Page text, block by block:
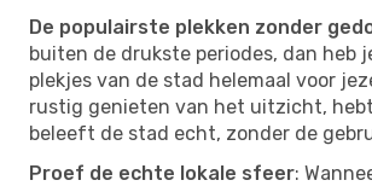
De populairste plekken zonder
buiten de drukste periodes, dan heb
plekjes van de stad helemaal voor
rustig genieten van het uitzicht,
beleeft de stad echt, zonder de
Proef de echte lokale sfeer: